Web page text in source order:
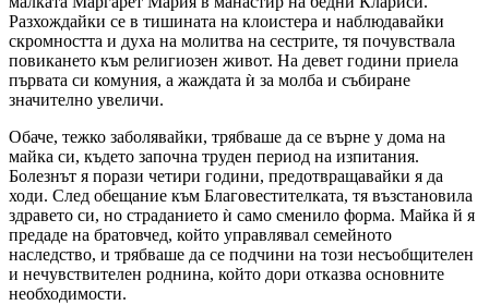
Разхождайки се в тишината на клоистера и наблюдавайки
скромността и духа на молитва на сестрите, тя почувствала
повикането към религиозен живот. На девет години приела
първата си комуния, а жаждата ѝ за молба и събиране
значително увеличи.
Обаче, тежко заболявайки, трябваше да се върне у дома на
майка си, където започна труден период на изпитания.
Болезнът я порази четири години, предотвращавайки я да
ходи. След обещание към Благовестителката, тя възстановила
здравето си, но страданието ѝ само сменило форма. Майка й я
предаде на братовчед, който управлявал семейното
наследство, и трябваше да се подчини на този несъобщителен
и нечувствителен роднина, който дори отказва основните
необходимости.